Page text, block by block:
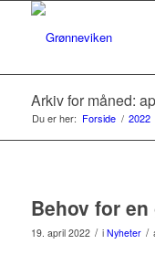
Arkiv for måned:
Du er her: Forside / 2022
Behov for
19. april 2022 / i Nyheter /